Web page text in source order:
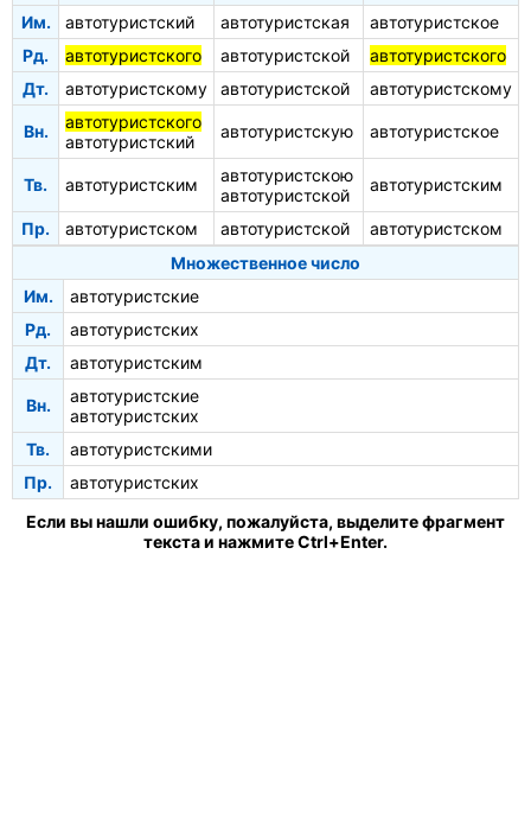
Им.
автотуристский автотуристская
автотуристское
Рд.
автотуристского автотуристской
автотуристского
Дт.
автотуристскому автотуристской автотуристскому
Вн.
автотуристского
автотуристский
автотуристскую автотуристское
Тв. автотуристским
автотуристскою
автотуристской
автотуристским
Пр. автотуристском автотуристской
автотуристском
Множественное число
Им.
автотуристские
Рд.
автотуристских
Дт.
автотуристским
Вн.
автотуристские
автотуристских
Тв.
автотуристскими
Пр.
автотуристских
Если вы нашли ошибку, пожалуйста, выделите фрагмент
текста и нажмите Ctrl+Enter.